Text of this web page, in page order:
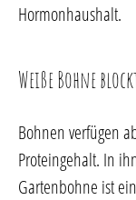
Hormonhaushalt.
Weiße Bohne
Bohnen verfügen
Proteingehalt. In
Gartenbohne ist